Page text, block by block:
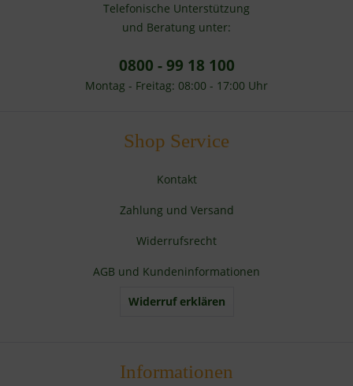
Telefonische Unterstützung
und Beratung unter:
0800 - 99 18 100
Montag - Freitag: 08:00 - 17:00 Uhr
Shop Service
Kontakt
Zahlung und Versand
Widerrufsrecht
AGB und Kundeninformationen
Widerruf erklären
Informationen